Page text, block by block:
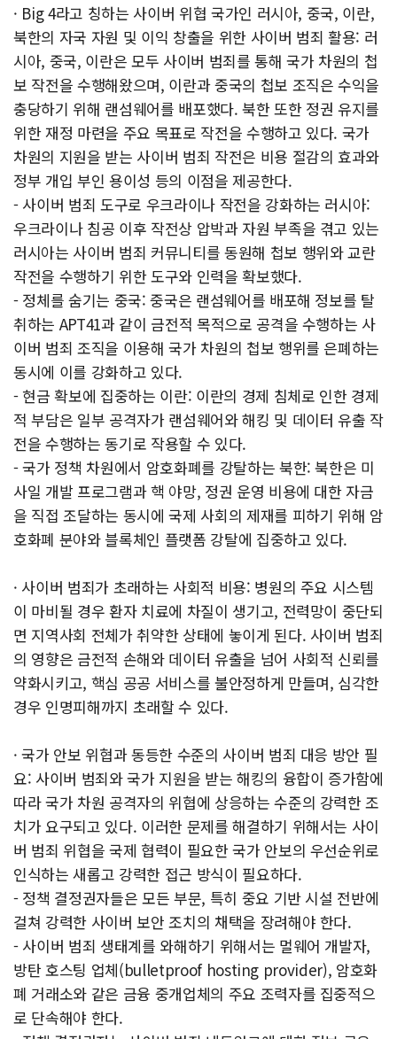
· Big 4라고 칭하는 사이버 위협 국가인 러시아, 중국, 이란,
북한의 자국 자원 및 이익 창출을 위한 사이버 범죄 활용: 러
시아, 중국, 이란은 모두 사이버 범죄를 통해 국가 차원의 첩
보 작전을 수행해왔으며, 이란과 중국의 첩보 조직은 수익을
충당하기 위해 랜섬웨어를 배포했다. 북한 또한 정권 유지를
위한 재정 마련을 주요 목표로 작전을 수행하고 있다. 국가
차원의 지원을 받는 사이버 범죄 작전은 비용 절감의 효과와
정부 개입 부인 용이성 등의 이점을 제공한다.
- 사이버 범죄 도구로 우크라이나 작전을 강화하는 러시아:
우크라이나 침공 이후 작전상 압박과 자원 부족을 겪고 있는
러시아는 사이버 범죄 커뮤니티를 동원해 첩보 행위와 교란
작전을 수행하기 위한 도구와 인력을 확보했다.
- 정체를 숨기는 중국: 중국은 랜섬웨어를 배포해 정보를 탈
취하는 APT41과 같이 금전적 목적으로 공격을 수행하는 사
이버 범죄 조직을 이용해 국가 차원의 첩보 행위를 은폐하는
동시에 이를 강화하고 있다.
- 현금 확보에 집중하는 이란: 이란의 경제 침체로 인한 경제
적 부담은 일부 공격자가 랜섬웨어와 해킹 및 데이터 유출 작
전을 수행하는 동기로 작용할 수 있다.
- 국가 정책 차원에서 암호화폐를 강탈하는 북한: 북한은 미
사일 개발 프로그램과 핵 야망, 정권 운영 비용에 대한 자금
을 직접 조달하는 동시에 국제 사회의 제재를 피하기 위해 암
호화폐 분야와 블록체인 플랫폼 강탈에 집중하고 있다.
· 사이버 범죄가 초래하는 사회적 비용: 병원의 주요 시스템
이 마비될 경우 환자 치료에 차질이 생기고, 전력망이 중단되
면 지역사회 전체가 취약한 상태에 놓이게 된다. 사이버 범죄
의 영향은 금전적 손해와 데이터 유출을 넘어 사회적 신뢰를
약화시키고, 핵심 공공 서비스를 불안정하게 만들며, 심각한
경우 인명피해까지 초래할 수 있다.
· 국가 안보 위협과 동등한 수준의 사이버 범죄 대응 방안 필
요: 사이버 범죄와 국가 지원을 받는 해킹의 융합이 증가함에
따라 국가 차원 공격자의 위협에 상응하는 수준의 강력한 조
치가 요구되고 있다. 이러한 문제를 해결하기 위해서는 사이
버 범죄 위협을 국제 협력이 필요한 국가 안보의 우선순위로
인식하는 새롭고 강력한 접근 방식이 필요하다.
- 정책 결정권자들은 모든 부문, 특히 중요 기반 시설 전반에
걸쳐 강력한 사이버 보안 조치의 채택을 장려해야 한다.
- 사이버 범죄 생태계를 와해하기 위해서는 멀웨어 개발자,
방탄 호스팅 업체(bulletproof hosting provider), 암호화
폐 거래소와 같은 금융 중개업체의 주요 조력자를 집중적으
로 단속해야 한다.